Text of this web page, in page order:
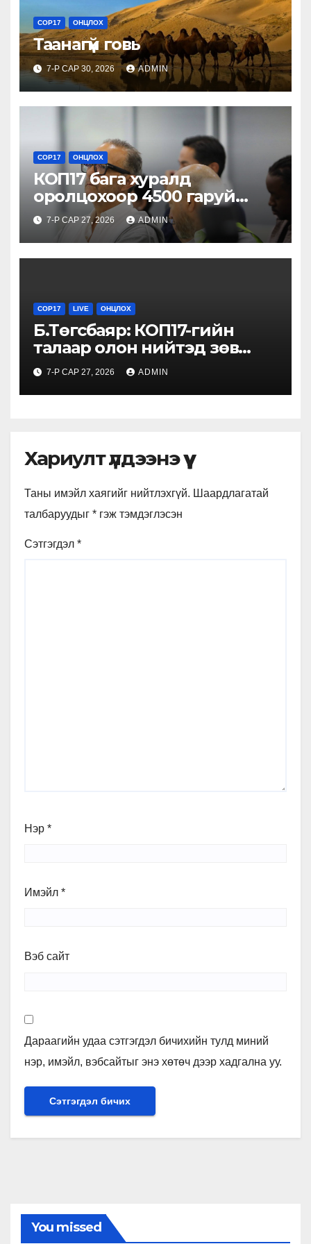
COP17 ОНЦЛОХ
Таанагүй говь
7-Р САР 30, 2026 ADMIN
COP17 ОНЦЛОХ
КОП17 бага хуралд
оролцохоор 4500 гаруй
гадаадын төлөөлөгч
бүртгүүлээд байна
7-Р САР 27, 2026 ADMIN
COP17 LIVE ОНЦЛОХ
Б.Төгсбаяр: КОП17-гийн
талаар олон нийтэд зөв
мэдээлэл өгч, түгээх
хэрэгтэй
7-Р САР 27, 2026 ADMIN
Хариулт үлдээнэ үү
Таны имэйл хаягийг нийтлэхгүй. Шаардлагатай
талбаруудыг * гэж тэмдэглэсэн
Сэтгэгдэл *
Нэр *
Имэйл *
Вэб сайт
Дараагийн удаа сэтгэгдэл бичихийн тулд миний
нэр, имэйл, вэбсайтыг энэ хөтөч дээр хадгална уу.
You missed